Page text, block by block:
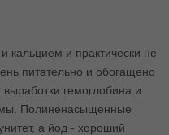
кальцием и практически не
питательно и обогащено
гемоглобина и
Полиненасыщенные
а йод - хороший